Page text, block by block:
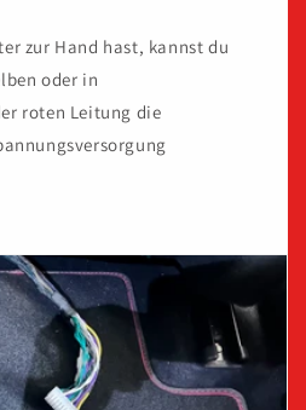
zur Hand hast, kannst du
oder in
roten Leitung die